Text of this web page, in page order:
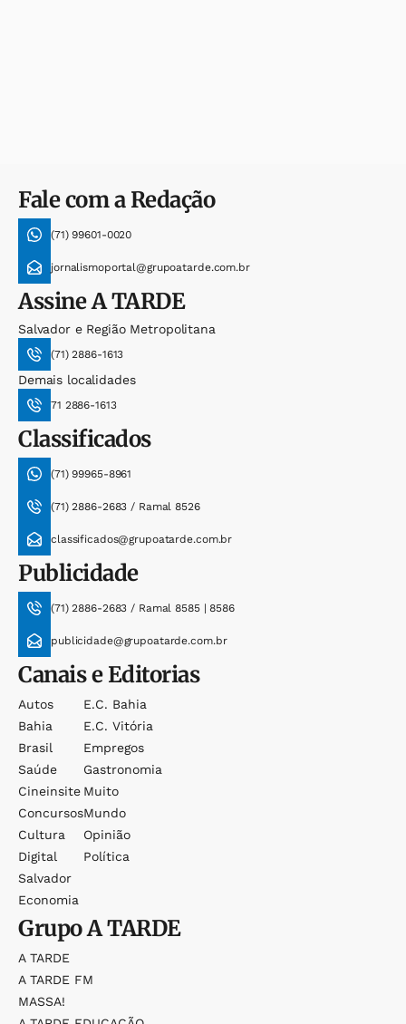
Fale com a Redação
(71) 99601-0020
jornalismoportal@grupoatarde.com.br
AssineA TARDE
Salvador e Região Metropolitana
(71) 2886-1613
Demais localidades
71 2886-1613
Classificados
(71) 99965-8961
(71) 2886-2683 / Ramal 8526
classificados@grupoatarde.com.br
Publicidade
(71) 2886-2683 / Ramal 8585 | 8586
publicidade@grupoatarde.com.br
Canais e Editorias
Autos
Bahia
Brasil
Saúde
Cineinsite
Concursos
Cultura
Digital
Salvador
Economia
E.c. Bahia
E.c. Vitória
Empregos
Gastronomia
Muito
Mundo
Opinião
Política
GrupoA TARDE
A TARDE
A TARDE FM
MASSA!